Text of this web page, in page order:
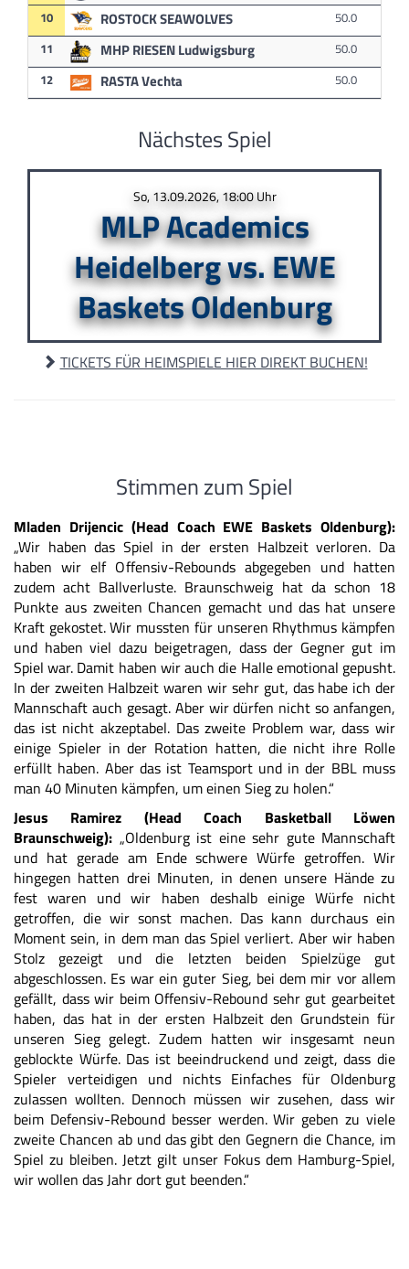
10
ROSTOCK SEAWOLVES
50.0
11
MHP RIESEN Ludwigsburg
50.0
12
RASTA Vechta 50.0
Nächstes Spiel
So, 13.09.2026, 18:00 Uhr
MLP Academics
Heidelberg vs. EWE
Baskets Oldenburg
TICKETS FÜR HEIMSPIELE HIER DIREKT BUCHEN!
Stimmen zum Spiel
Mladen Drijencic (Head Coach EWE Baskets Oldenburg):
„Wir haben das Spiel in der ersten Halbzeit verloren. Da
haben wir elf Offensiv-Rebounds abgegeben und hatten
zudem acht Ballverluste. Braunschweig hat da schon 18
Punkte aus zweiten Chancen gemacht und das hat unsere
Kraft gekostet. Wir mussten für unseren Rhythmus kämpfen
und haben viel dazu beigetragen, dass der Gegner gut im
Spiel war. Damit haben wir auch die Halle emotional gepusht.
In der zweiten Halbzeit waren wir sehr gut, das habe ich der
Mannschaft auch gesagt. Aber wir dürfen nicht so anfangen,
das ist nicht akzeptabel. Das zweite Problem war, dass wir
einige Spieler in der Rotation hatten, die nicht ihre Rolle
erfüllt haben. Aber das ist Teamsport und in der BBL muss
man 40 Minuten kämpfen, um einen Sieg zu holen.“
Jesus Ramirez (Head Coach Basketball Löwen
Braunschweig): „Oldenburg ist eine sehr gute Mannschaft
und hat gerade am Ende schwere Würfe getroffen. Wir
hingegen hatten drei Minuten, in denen unsere Hände zu
fest waren und wir haben deshalb einige Würfe nicht
getroffen, die wir sonst machen. Das kann durchaus ein
Moment sein, in dem man das Spiel verliert. Aber wir haben
Stolz gezeigt und die letzten beiden Spielzüge gut
abgeschlossen. Es war ein guter Sieg, bei dem mir vor allem
gefällt, dass wir beim Offensiv-Rebound sehr gut gearbeitet
haben, das hat in der ersten Halbzeit den Grundstein für
unseren Sieg gelegt. Zudem hatten wir insgesamt neun
geblockte Würfe. Das ist beeindruckend und zeigt, dass die
Spieler verteidigen und nichts Einfaches für Oldenburg
zulassen wollten. Dennoch müssen wir zusehen, dass wir
beim Defensiv-Rebound besser werden. Wir geben zu viele
zweite Chancen ab und das gibt den Gegnern die Chance, im
Spiel zu bleiben. Jetzt gilt unser Fokus dem Hamburg-Spiel,
wir wollen das Jahr dort gut beenden.“